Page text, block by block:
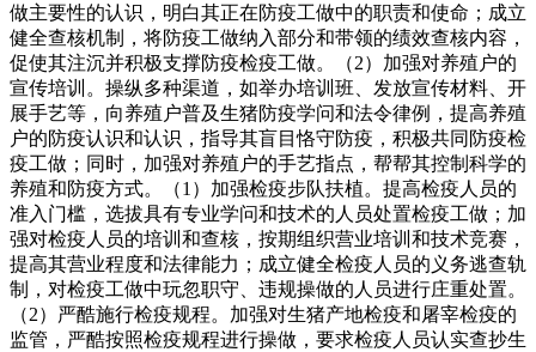
做主要性的认识，明白其正在防疫工做中的职责和使命；成立
健全查核机制，将防疫工做纳入部分和带领的绩效查核内容，
促使其注沉并积极支撑防疫检疫工做。（2）加强对养殖户的
宣传培训。操纵多种渠道，如举办培训班、发放宣传材料、开
展手艺等，向养殖户普及生猪防疫学问和法令律例，提高养殖
户的防疫认识和认识，指导其盲目恪守防疫，积极共同防疫检
疫工做；同时，加强对养殖户的手艺指点，帮帮其控制科学的
养殖和防疫方式。（1）加强检疫步队扶植。提高检疫人员的
准入门槛，选拔具有专业学问和技术的人员处置检疫工做；加
强对检疫人员的培训和查核，按期组织营业培训和技术竞赛，
提高其营业程度和法律能力；成立健全检疫人员的义务逃查轨
制，对检疫工做中玩忽职守、违规操做的人员进行庄重处置。
（2）严酷施行检疫规程。加强对生猪产地检疫和屠宰检疫的
监管，严酷按照检疫规程进行操做，要求检疫人员认实查抄生